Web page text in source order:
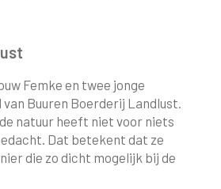
Femke en twee jonge
Buuren Boerderij Landlust.
natuur heeft niet voor niets
Dat betekent dat ze
die zo dicht mogelijk bij de